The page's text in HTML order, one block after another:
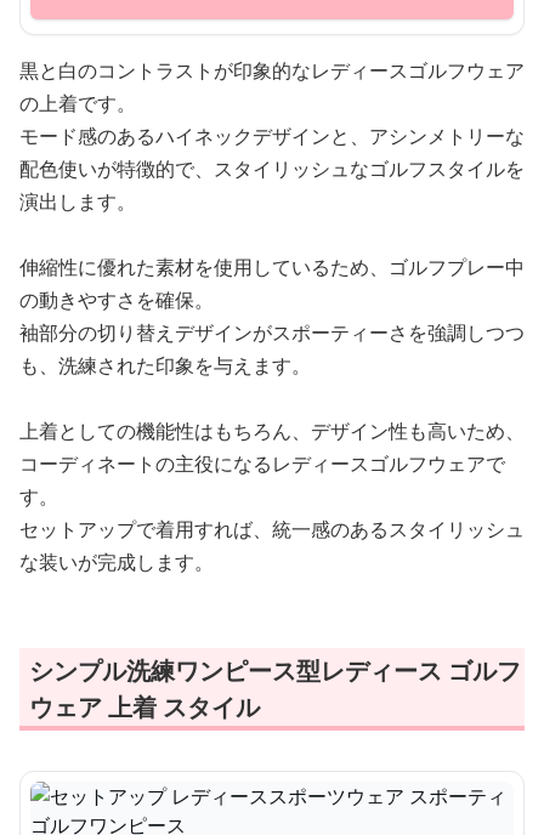
黒と白のコントラストが印象的なレディースゴルフウェア
の上着です。
モード感のあるハイネックデザインと、アシンメトリーな
配色使いが特徴的で、スタイリッシュなゴルフスタイルを
演出します。
伸縮性に優れた素材を使用しているため、ゴルフプレー中
の動きやすさを確保。
袖部分の切り替えデザインがスポーティーさを強調しつつ
も、洗練された印象を与えます。
上着としての機能性はもちろん、デザイン性も高いため、
コーディネートの主役になるレディースゴルフウェアで
す。
セットアップで着用すれば、統一感のあるスタイリッシュ
な装いが完成します。
シンプル洗練ワンピース型レディース ゴルフ
ウェア 上着 スタイル